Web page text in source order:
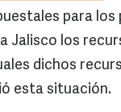
para los
Jalisco los
dichos
esta situación.